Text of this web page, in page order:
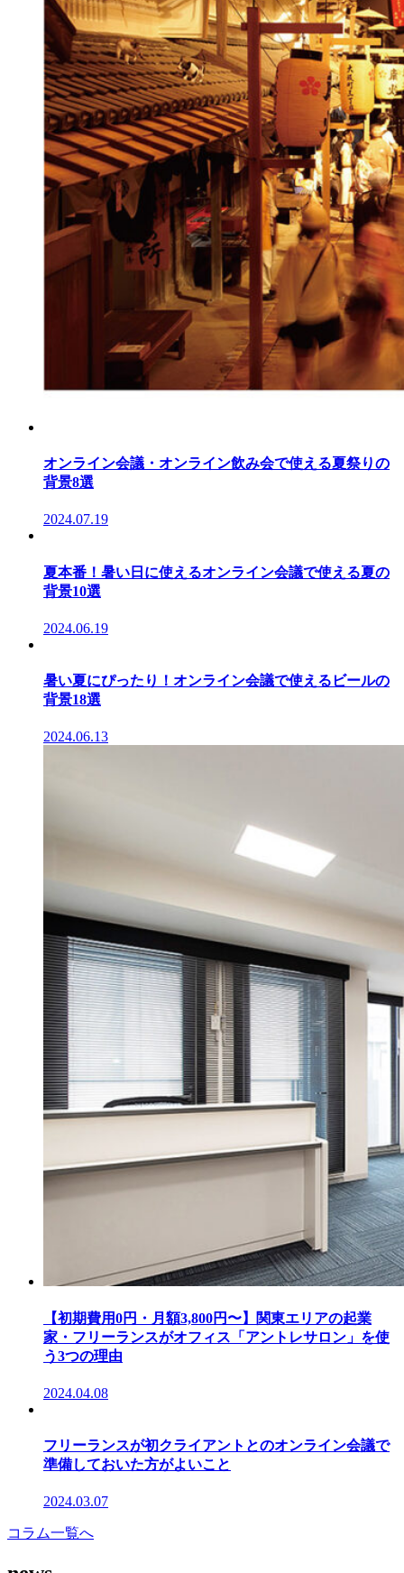
オンライン会議・オンライン飲み会で使える夏祭りの
背景8選
2024.07.19
夏本番！暑い日に使えるオンライン会議で使える夏の
背景10選
2024.06.19
暑い夏にぴったり！オンライン会議で使えるビールの
背景18選
2024.06.13
【初期費用0円・月額3,800円〜】関東エリアの起業
家・フリーランスがオフィス「アントレサロン」を使
う3つの理由
2024.04.08
フリーランスが初クライアントとのオンライン会議で
準備しておいた方がよいこと
2024.03.07
コラム一覧へ